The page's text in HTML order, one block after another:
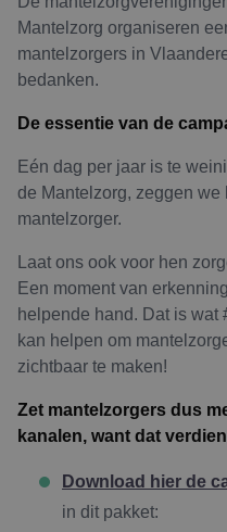
Mantelzorg organiseren
mantelzorgers in
bedanken.
De essentie van de
Eén dag per jaar is te
de Mantelzorg, zeggen we
mantelzorger.
Laat ons ook voor hen
Een moment van
helpende hand. Dat is wat
kan helpen om
zichtbaar te maken!
Zet mantelzorgers dus
kanalen, want dat
Download hier de
in dit pakket: